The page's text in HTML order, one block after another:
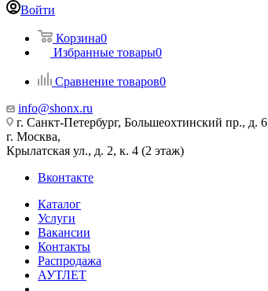
Войти
Корзина0
Избранные товары0
Сравнение товаров0
info@shonx.ru
г. Санкт-Петербург, Большеохтинский пр., д. 6
г. Москва,
Крылатская ул., д. 2, к. 4 (2 этаж)
Вконтакте
Каталог
Услуги
Вакансии
Контакты
Распродажа
АУТЛЕТ